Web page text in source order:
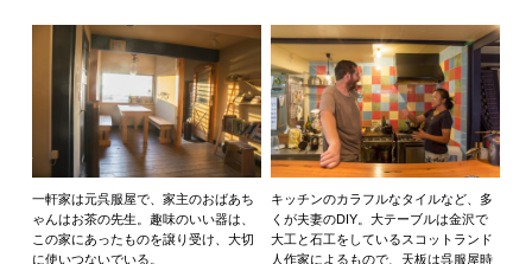
一軒家は元呉服屋で、家主のおばあち
ゃんはお茶の先生。趣味のいい器は、
この家にあったものを譲り受け、大切
に使いつないでいる。
キッチンのカラフルなタイルなど、多
くが夫妻のDIY。大テーブルは金沢で
大工と石工をしているスコットランド
人作家によるもので、天板は呉服屋時